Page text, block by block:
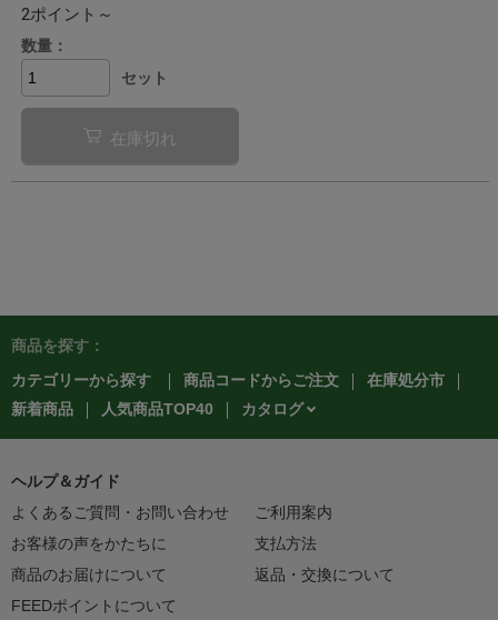
2ポイント～
数量：
セット
在庫切れ
商品を探す：
カテゴリーから探す
商品コードからご注文
在庫処分市
新着商品
人気商品TOP40 カタログ
ヘルプ＆ガイド
よくあるご質問・お問い合わせ
ご利用案内
お客様の声をかたちに
支払方法
商品のお届けについて
返品・交換について
FEEDポイントについて